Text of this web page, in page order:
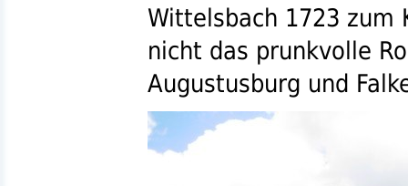
Wittelsbach 1723 zum
nicht das prunkvolle
Augustusburg und